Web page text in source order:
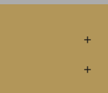

